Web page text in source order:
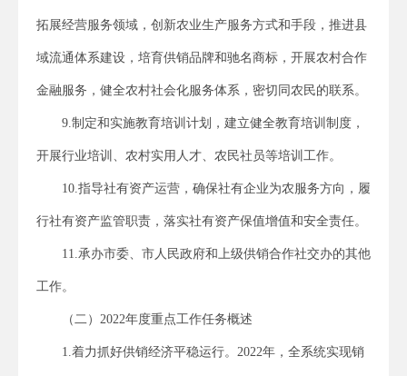
拓展经营服务领域，创新农业生产服务方式和手段，推进县
域流通体系建设，培育供销品牌和驰名商标，开展农村合作
金融服务，健全农村社会化服务体系，密切同农民的联系。
9.制定和实施教育培训计划，建立健全教育培训制度，
开展行业培训、农村实用人才、农民社员等培训工作。
10.指导社有资产运营，确保社有企业为农服务方向，履
行社有资产监管职责，落实社有资产保值增值和安全责任。
11.承办市委、市人民政府和上级供销合作社交办的其他
工作。
（二）2022年度重点工作任务概述
1.着力抓好供销经济平稳运行。2022年，全系统实现销